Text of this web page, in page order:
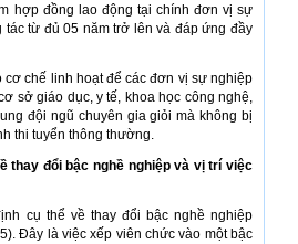
hợp đồng lao động tại chính đơn vị sự
tác từ đủ 05 năm trở lên và đáp ứng đầy
cơ chế linh hoạt để các đơn vị sự nghiệp
sở giáo dục, y tế, khoa học công nghệ,
đội ngũ chuyên gia giỏi mà không bị
thi tuyển thông thường.
thay đổi bậc nghề nghiệp và vị trí việc
cụ thể về thay đổi bậc nghề nghiệp
Đây là việc xếp viên chức vào một bậc